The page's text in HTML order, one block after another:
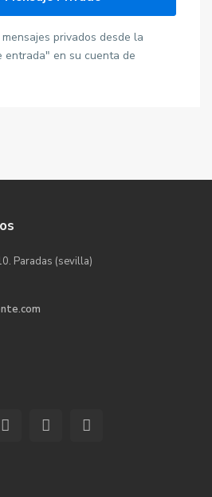
privados desde la
entrada" en su cuenta de
Paradas (sevilla)